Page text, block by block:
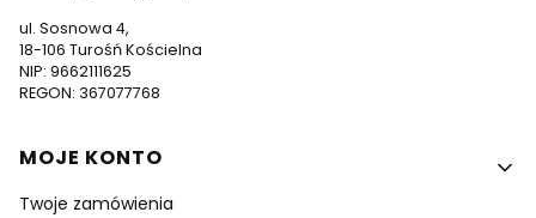
ul. Sosnowa 4,
18-106 Turośń Kościelna
NIP: 9662111625
REGON: 367077768
Linki w stopce
MOJE KONTO
Twoje zamówienia